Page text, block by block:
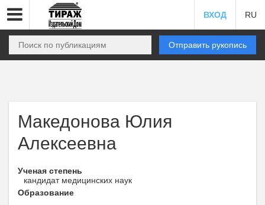
ВХОД RU
Отправить рукопись
Македонова Юлия
Алексеевна
Ученая степень
кандидат медицинских наук
Образование